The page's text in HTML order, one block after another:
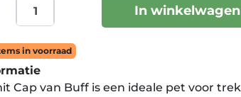
In winkelwagen
in voorraad
Cap van Buff is een ideale pet voor